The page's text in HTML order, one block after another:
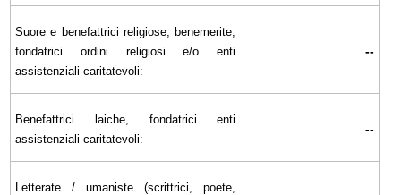
Suore e benefattrici religiose, benemerite,
fondatrici ordini religiosi e/o enti
assistenziali-caritatevoli:
--
Benefattrici laiche, fondatrici enti
assistenziali-caritatevoli:
--
Letterate / umaniste (scrittrici, poete,